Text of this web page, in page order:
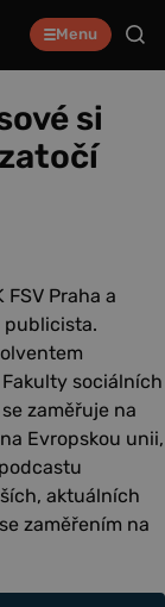
Menu
si
Praha a
publicista.
sociálních
zaměřuje na
Evropskou unii,
aktuálních
zaměřením na